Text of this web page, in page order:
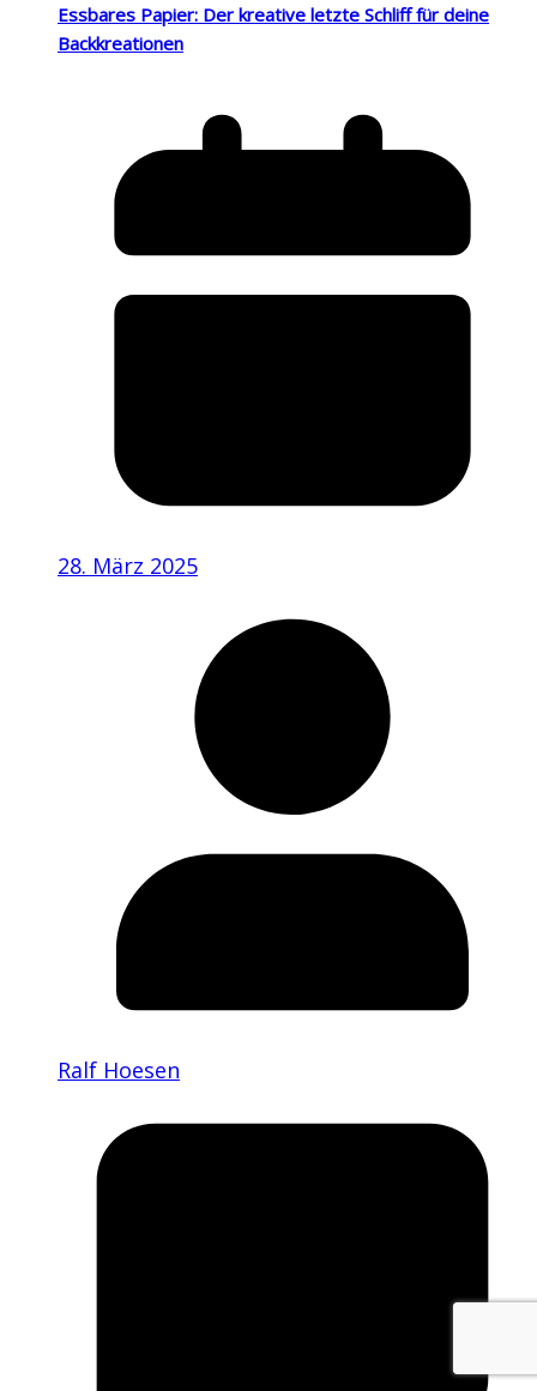
Essbares Papier: Der kreative letzte Schliff für deine
Backkreationen
28. März 2025
Ralf Hoesen